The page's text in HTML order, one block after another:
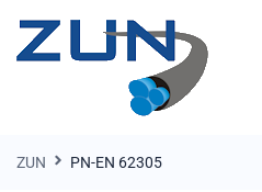
ZUN PN-EN 62305